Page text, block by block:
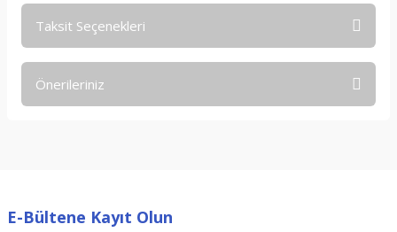
Taksit Seçenekleri
Önerileriniz
Ürün resmi kalitesiz, bozuk veya görüntülenemiyor.
E-Bültene Kayıt Olun